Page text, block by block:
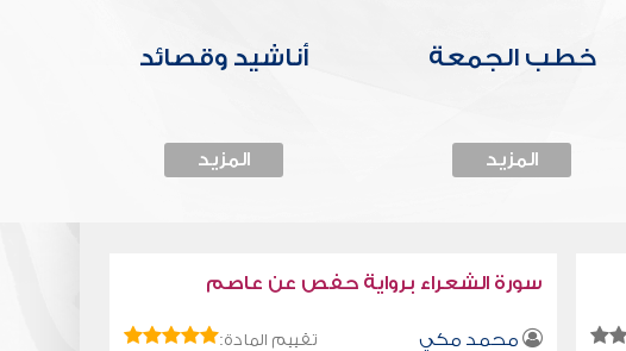
خطب الجمعة
المزيد
أناشيد وقصائد
المزيد
سورة الشعراء برواية حفص عن عاصم
محمد مكي تقييم المادة: